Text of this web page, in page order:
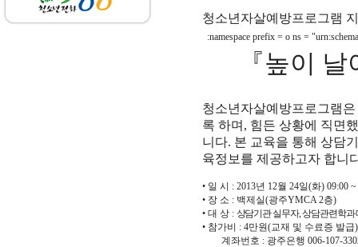
청소년자살예방프로그램
:namespace prefix = o ns =
『높이 날
청소년자살예방프로그램
록 하며 , 힘든 상황에 직면
니다. 본 교육을 통해 상담
육정보를 제공하고자 합니
• 일 시 : 2013년 12월 24일(화) 09:00 ~
• 장 소 : 백제실(광주YMCA 2층)
• 대 상 : 상담기관 실무자,상담관련학과
• 참가비 : 4만원(교재 및 수료증 발급)
계좌번호 : 광주은행 006-107-